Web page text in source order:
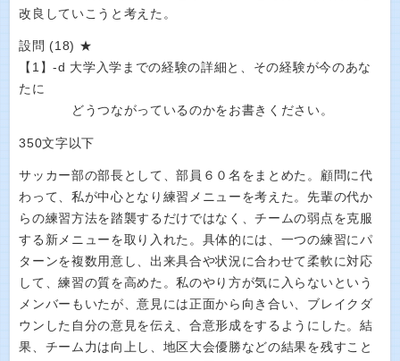
改良していこうと考えた。
設問 (18) ★
【1】-d 大学入学までの経験の詳細と、その経験が今のあな
たに
どうつながっているのかをお書きください。
350文字以下
サッカー部の部長として、部員６０名をまとめた。顧問に代
わって、私が中心となり練習メニューを考えた。先輩の代か
らの練習方法を踏襲するだけではなく、チームの弱点を克服
する新メニューを取り入れた。具体的には、一つの練習にパ
ターンを複数用意し、出来具合や状況に合わせて柔軟に対応
して、練習の質を高めた。私のやり方が気に入らないという
メンバーもいたが、意見には正面から向き合い、ブレイクダ
ウンした自分の意見を伝え、合意形成をするようにした。結
果、チーム力は向上し、地区大会優勝などの結果を残すこと